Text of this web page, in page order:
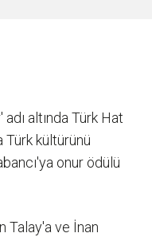
altında Türk Hat
kültürünü
onur ödülü
Talay'a ve İnan